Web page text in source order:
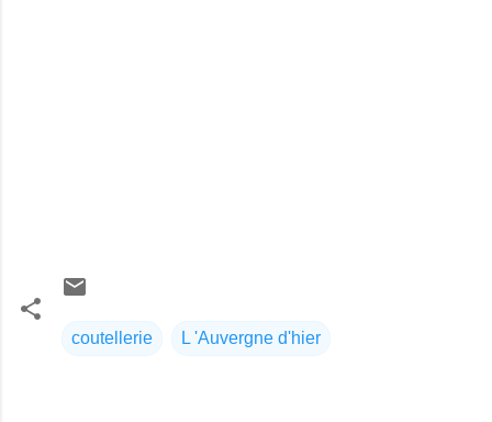
coutellerie L 'Auvergne d'hier